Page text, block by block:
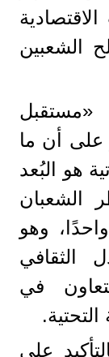
الشعبين
على أن ما
هو البُعد
الشعبان
وهو
الثقافي
في
على